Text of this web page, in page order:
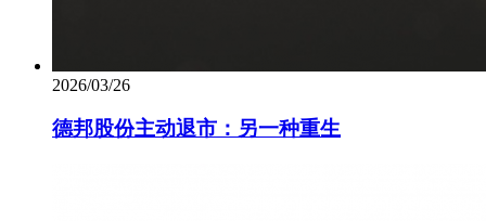
2026/03/26
德邦股份主动退市：另一种重生